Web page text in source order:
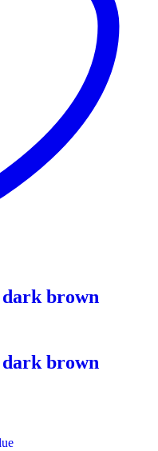
brown
brown